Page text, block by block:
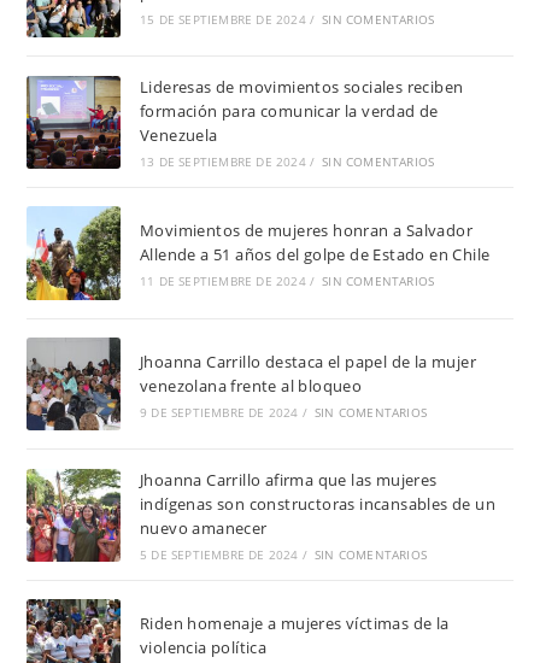
15 DE SEPTIEMBRE DE 2024 / SIN COMENTARIOS
Lideresas de movimientos sociales reciben
formación para comunicar la verdad de
Venezuela
13 DE SEPTIEMBRE DE 2024 / SIN COMENTARIOS
Movimientos de mujeres honran a Salvador
Allende a 51 años del golpe de Estado en Chile
11 DE SEPTIEMBRE DE 2024 / SIN COMENTARIOS
Jhoanna Carrillo destaca el papel de la mujer
venezolana frente al bloqueo
9 DE SEPTIEMBRE DE 2024 / SIN COMENTARIOS
Jhoanna Carrillo afirma que las mujeres
indígenas son constructoras incansables de un
nuevo amanecer
5 DE SEPTIEMBRE DE 2024 / SIN COMENTARIOS
Riden homenaje a mujeres víctimas de la
violencia política